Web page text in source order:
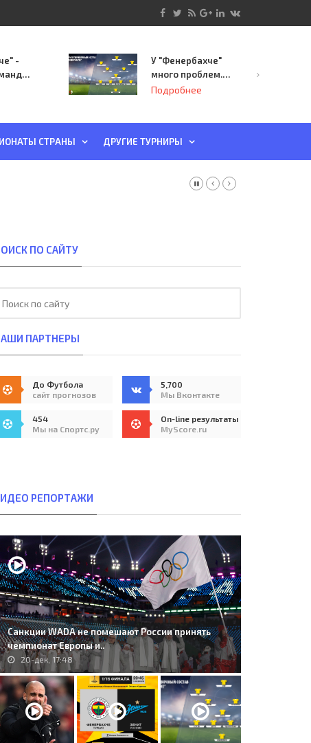
-
У "Фенербахче"
много проблем.
Но он опасен для
Подробнее
СТРАНЫ ДРУГИЕ ТУРНИРЫ
ПО САЙТУ
ПАРТНЕРЫ
До Футбола
сайт прогнозов
5,700
Мы Вконтакте
454
Мы на Спортс.ру
On-line результаты
MyScore.ru
РЕПОРТАЖИ
Санкции WADA не помешают России принять
чемпионат Европы и..
20-дек, 17:48